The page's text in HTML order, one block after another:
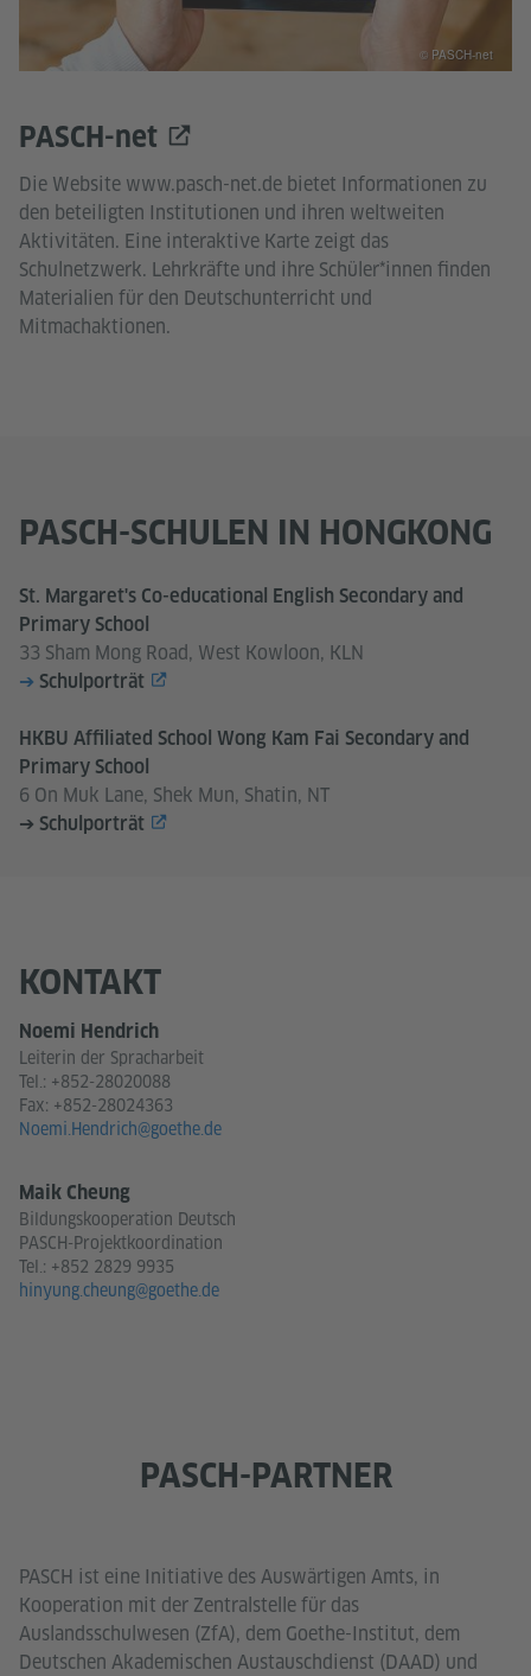
PASCH-net
Die Website www.pasch-net.de bietet Informationen zu
den beteiligten Institutionen und ihren weltweiten
Aktivitäten. Eine interaktive Karte zeigt das
Schulnetzwerk. Lehrkräfte und ihre Schüler*innen finden
Materialien für den Deutschunterricht und
Mitmachaktionen.
© PASCH-net
PASCH-SCHULEN IN HONGKONG
St. Margaret's Co-educational English Secondary and
Primary School
33 Sham Mong Road, West Kowloon, KLN
➔ Schulporträt
HKBU Affiliated School Wong Kam Fai Secondary and
Primary School
6 On Muk Lane, Shek Mun, Shatin, NT
➔ Schulporträt
KONTAKT
Noemi Hendrich
Leiterin der Spracharbeit
Tel.: +852-28020088
Fax: +852-28024363
Noemi.Hendrich@goethe.de
Maik Cheung
Bildungskooperation Deutsch
PASCH-Projektkoordination
Tel.: +852 2829 9935
hinyung.cheung@goethe.de
PASCH-PARTNER
PASCH ist eine Initiative des Auswärtigen Amts, in
Kooperation mit der Zentralstelle für das
Auslandsschulwesen (ZfA), dem Goethe-Institut, dem
Deutschen Akademischen Austauschdienst (DAAD) und